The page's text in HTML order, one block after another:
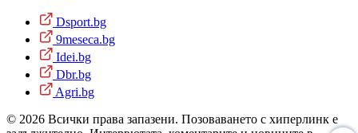
Dsport.bg
9meseca.bg
Idei.bg
Dbr.bg
Agri.bg
© 2026 Всички права запазени. Позоваването с хиперлинк е